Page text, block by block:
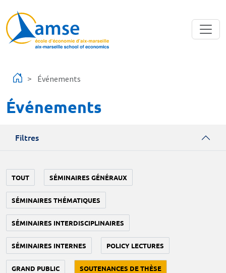
Événements
Événements
Filtres
TOUT SÉMINAIRES GÉNÉRAUX
SÉMINAIRES THÉMATIQUES
SÉMINAIRES INTERDISCIPLINAIRES
SÉMINAIRES INTERNES POLICY LECTURES
GRAND PUBLIC SOUTENANCES DE THÈSE